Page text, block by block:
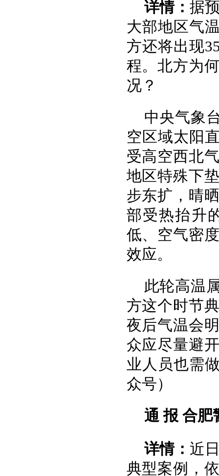
详情： 据
大部地区气
方还将出现
程。北方为
况？
中央气象
空区域太阳
受高空西北
地区特殊下
步东扩，晴
部受热抬升
低、空气密
效应。
此轮高温
方这个时节
夜后气温会
众应尽量避
业人员也需
众号）
通 报 合肥
详情： 近
典型案例，